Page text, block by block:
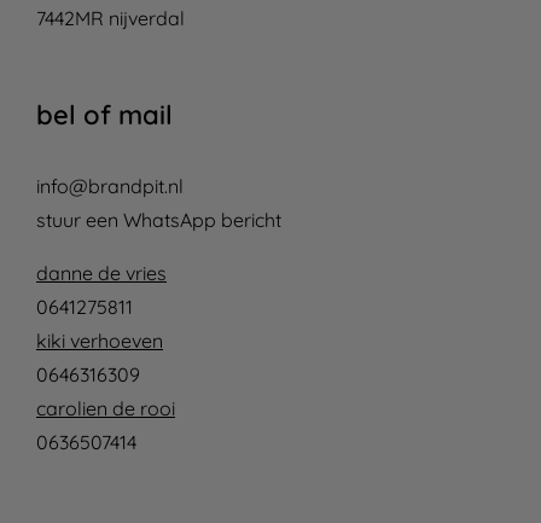
7442MR nijverdal
bel of mail
info@brandpit.nl
stuur een WhatsApp bericht
danne de vries
0641275811
kiki verhoeven
0646316309
carolien de rooi
0636507414